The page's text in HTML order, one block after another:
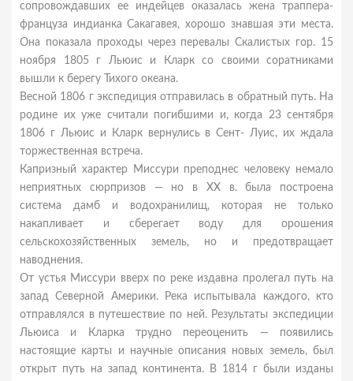
сопровождавших ее индейцев оказалась жена траппера-
француза индианка Сакагавея, хорошо знавшая эти места.
Она показала проходы через перевалы Скалистых гор. 15
ноября 1805 г Льюис и Кларк со своими соратниками
вышли к берегу Тихого океана.
Весной 1806 г экспедиция отправилась в обратный путь. На
родине их уже считали погибшими и, когда 23 сентября
1806 г Льюис и Кларк вернулись в Сент- Луис, их ждала
торжественная встреча.
Капризный характер Миссури преподнес человеку немало
неприятных сюрпризов — но в XX в. была построена
система дамб и водохранилищ, которая не только
накапливает и сберегает воду для орошения
сельскохозяйственных земель, но и предотвращает
наводнения.
От устья Миссури вверх по реке издавна пролегал путь на
запад Северной Америки. Река испытывала каждого, кто
отправлялся в путешествие по ней. Результаты экспедиции
Льюиса и Кларка трудно переоценить — появились
настоящие карты и научные описания новых земель, был
открыт путь на запад континента. В 1814 г были изданы